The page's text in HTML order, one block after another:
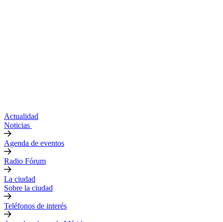
Actualidad
Noticias
Agenda de eventos
Radio Fórum
La ciudad
Sobre la ciudad
Teléfonos de interés